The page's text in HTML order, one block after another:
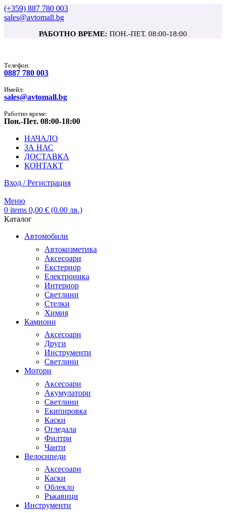
(+359) 887 780 003
sales@avtomall.bg
РАБОТНО ВРЕМЕ: ПОН.-ПЕТ. 08:00-18:00
Tелефон:
0887 780 003
Имейл:
sales@avtomall.bg
Работно време:
Пон.-Пет. 08:00-18:00
НАЧАЛО
ЗА НАС
ДОСТАВКА
КОНТАКТ
Вход / Регистрация
Меню
0 items 0,00 € (0.00 лв.)
Каталог
Автомобили
Автокозметика
Аксесоари
Екстериор
Електроника
Интериор
Светлини
Стелки
Химия
Камиони
Аксесоари
Други
Инструменти
Светлини
Мотори
Аксесоари
Акумулатори
Светлини
Екипировка
Каски
Огледала
Филтри
Чанти
Велосипеди
Аксесоари
Каски
Облекло
Ръкавици
Инструменти